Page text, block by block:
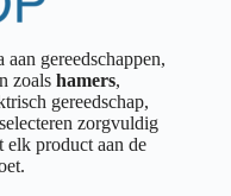
gereedschappen,
zoalshamers,
gereedschap,
zorgvuldig
elk product aan de